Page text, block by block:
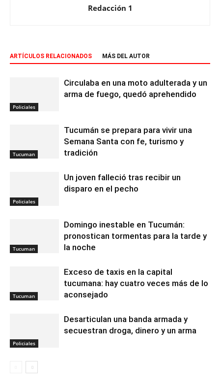
Redacción 1
ARTÍCULOS RELACIONADOS MÁS DEL AUTOR
Policiales
Circulaba en una moto adulterada y un
arma de fuego, quedó aprehendido
Tucuman
Tucumán se prepara para vivir una
Semana Santa con fe, turismo y
tradición
Policiales
Un joven falleció tras recibir un
disparo en el pecho
Tucuman
Domingo inestable en Tucumán:
pronostican tormentas para la tarde y
la noche
Tucuman
Exceso de taxis en la capital
tucumana: hay cuatro veces más de lo
aconsejado
Policiales
Desarticulan una banda armada y
secuestran droga, dinero y un arma